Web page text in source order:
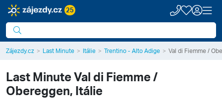
25
Zájezdy.cz Last Minute Itálie Trentino - Alto Adige Val di Fiemme /
Last MinuteVal di Fiemme /
Obereggen, Itálie